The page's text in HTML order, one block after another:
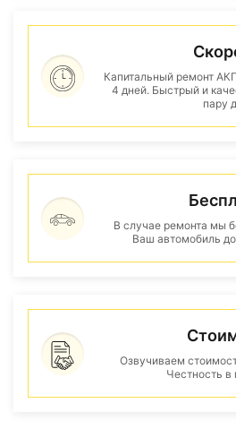
Капитальный ремонт
4 дней. Быстрый и
пару
В случае ремонта мы
Ваш автомобиль
Озвучиваем
Честность в